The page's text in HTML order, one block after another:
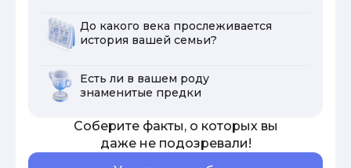
До какого века прослеживается
история вашей семьи?
Есть ли в вашем роду
знаменитые предки
Соберите факты, о которых вы
даже не подозревали!